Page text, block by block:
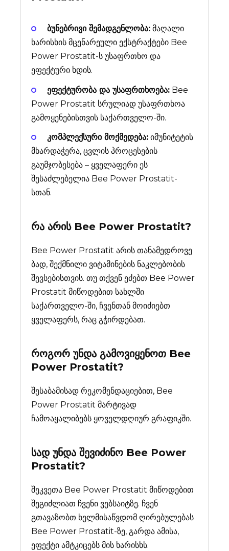
ბუნებრივი შემადგენლობა: მაღალი
ხარისხის მცენარეული ექსტრაქტები Bee
Power Prostatit-ს უსაფრთხო და
ეფექტური ხდის.
ეფექტურობა და უსაფრთხოება: Bee
Power Prostatit სრულიად უსაფრთხოა
გამოყენებისთვის საქართველო-ში.
კომპლექსური მოქმედება: იმუნიტეტის
მხარდაჭერა, ცვლის პროცესების
გაუმჯობესება – ყველაფერი ეს
შესაძლებელია Bee Power Prostatit-
სთან.
რა არის Bee Power Prostatit?
Bee Power Prostatit არის თანამედროვე
ბად, შექმნილი ვიტამინების ნაკლებობის
შევსებისთვის. თუ თქვენ ეძებთ Bee Power
Prostatit მიწოდებით სახლში
საქართველო-ში, ჩვენთან მოიძიებთ
ყველაფერს, რაც გჭირდებათ.
როგორ უნდა გამოვიყენოთ Bee
Power Prostatit?
შესაბამისად რეკომენდაციებით, Bee
Power Prostatit მარტივად
ჩამოაყალიბებს ყოველდღიურ გრაფიკში.
სად უნდა შევიძინო Bee Power
Prostatit?
შეკვეთა Bee Power Prostatit მიწოდებით
შეგიძლიათ ჩვენი ვებსაიტზე. ჩვენ
გთავაზობთ ხელმისაწვდომ ღირებულებას
Bee Power Prostatit-ზე, გარდა ამისა,
ეფექტი ამტკიცებს მის ხარისხს.